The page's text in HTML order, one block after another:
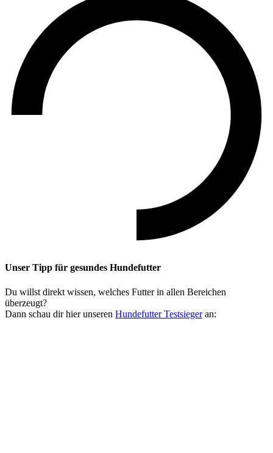
Unser Tipp für gesundes Hundefutter
Du willst direkt wissen, welches Futter in allen Bereichen
überzeugt?
Dann schau dir hier unseren Hundefutter Testsiegeran: